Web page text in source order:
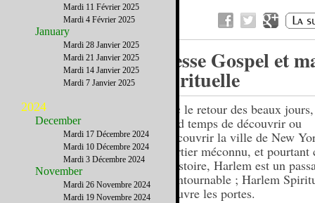
Messe Gospel et
spirituelle
Avec le retour des beaux
grand temps de découvrir ou
redécouvrir la ville de New
Quartier méconnu, et pourtant
d’Histoire, Harlem est un
incontournable ; Harlem
en ouvre les portes.
Mardi 11 Février 2025
Mardi 4 Février 2025
January
Mardi 28 Janvier 2025
Mardi 21 Janvier 2025
Mardi 14 Janvier 2025
Mardi 7 Janvier 2025
2024
December
Mardi 17 Décembre 2024
Mardi 10 Décembre 2024
Mardi 3 Décembre 2024
November
Mardi 26 Novembre 2024
Mardi 19 Novembre 2024